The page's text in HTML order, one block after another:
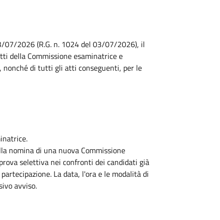
07/2026 (R.G. n. 1024 del 03/07/2026), il
della Commissione esaminatrice e
di tutti gli atti conseguenti, per le
nomina di una nuova Commissione
selettiva nei confronti dei candidati già
La data, l'ora e le modalità di
avviso.